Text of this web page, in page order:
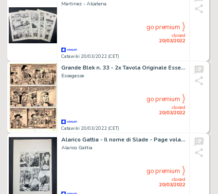
Martinez - Alcatena
Catawiki 20/03/2022 (CET)
closed
20/03/2022
go premium
Grande Blek n. 33 - 2x Tavola Originale EsseGesse - Page volante - EO - (1970)
Essegesse
Catawiki 20/03/2022 (CET)
closed
20/03/2022
go premium
Alarico Gattia - Il nome di Slade - Page volante - Exemplaire unique - (1979)
Alarico Gattia
closed
20/03/2022
go premium